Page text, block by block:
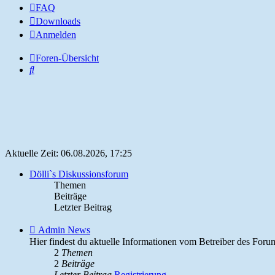
FAQ
Downloads
Anmelden
Foren-Übersicht
Suche
Aktuelle Zeit: 06.08.2026, 17:25
Dölli`s Diskussionsforum
Themen
Beiträge
Letzter Beitrag
Feed
-
Admin
News
Admin News
Hier findest du aktuelle Informationen vom Betreiber des
2 Themen
2 Beiträge